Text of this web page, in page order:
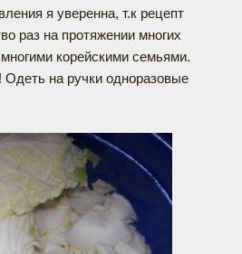
я уверенна, т.к рецепт
раз на протяжении многих
корейскими семьями.
на ручки одноразовые